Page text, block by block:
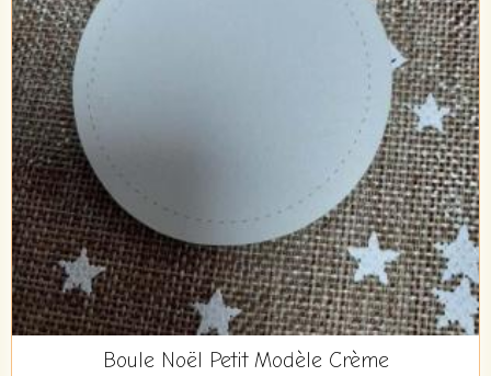
Boule Noël Petit Modèle Crème